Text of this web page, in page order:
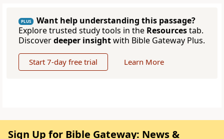
PLUS
Want help understanding this passage?
Explore trusted study tools in the Resourcestab.
Discoverdeeper insightwith Bible Gateway Plus.
Start 7-day free trial Learn More
Sign Up for Bible Gateway: News &